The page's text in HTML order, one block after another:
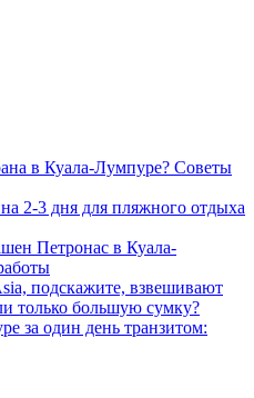
в Куала-Лумпуре? Советы
2-3 дня для пляжного отдыха
Петронас в Куала-
подскажите, взвешивают
только большую сумку?
за один день транзитом: